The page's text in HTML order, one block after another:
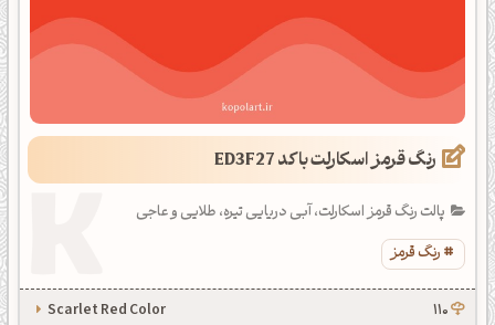
رنگ قرمز اسکارلت با کد ED3F27
پالت رنگ قرمز اسکارلت، آبی دریایی تیره، طلایی و عاجی
رنگ قرمز
110
Scarlet Red Color